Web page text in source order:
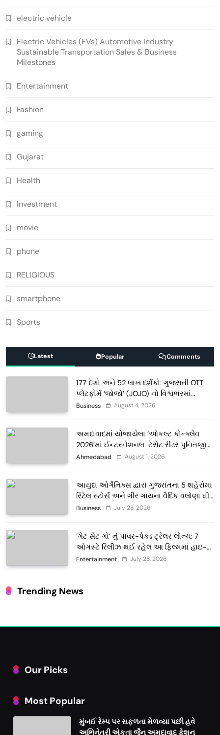
electric vehicle
Electric Vehicles (EVs) Automotive Industry
Sustainable Transportation Sales & Business
Milestones
Entertainment
Fashion
gaming
Gujarat
Health
Investment
movie
phone
RELIGIOUS
smartphone
Sports
Latest Popular Comments
177 દેશો અને 52 લાખ દર્શકો: ગુજરાતી OTT
પ્લેટફોર્મ ‘જોજો’ (JOJO) નો વિશ્વભરમાં
દબદબો
Business August 4, 2026
અમદાવાદમાં યોજાયેલા ‘ઓકલ્ટ કોન્ક્લેવ
2026’માં ઈન્ટરનેશનલ ટેરોટ રીડર પુનિતજી
લુલ્લા એ ટેરોટ કાર્ડ રીડિંગ અંગે માહિતી આપી
Ahmedabad August 1, 2026
આયુદા ઓર્ગેનિક્સ દ્વારા ગુજરાતના 5 શહેરોમાં
રિટેલ સ્ટોર્સ અને ગીર ગાયના વૈદિક વલોણા ઘી-
દૂધની શુદ્ધ સેવાઓ સાથે વ્યાપક વિસ્તરણ
Business July 28, 2026
‘ગેટ સેટ ગો’ નું પાવર-પેક્ડ ટ્રેલર લોન્ચ: 7
ઓગસ્ટે રિલીઝ થઈ રહેલ આ ફિલ્મમાં હાઇ-
ટેક VFX જોવા મળશે
Entertainment July 28, 2026
Trending News
Our Picks
Most Popular
મુંબઈ રેમ્પ પર સફળતા મેળવ્યા પછી હવે
અભિનેત્રી એકતા જૈન અમદાવાદ ફેશન